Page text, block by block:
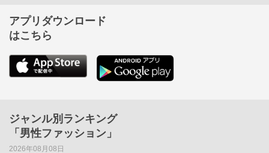
アプリダウンロード
はこちら
ジャンル別ランキング
「男性ファッション」
2026年08月08日